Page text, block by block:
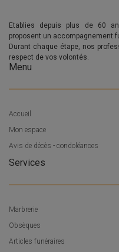
Etablies depuis plus de 60
proposent un accompagnement
Durant chaque étape, nos
respect de vos volontés.
Menu
Accueil
Mon espace
Avis de décès - condoléances
Services
Marbrerie
Obsèques
Articles funéraires